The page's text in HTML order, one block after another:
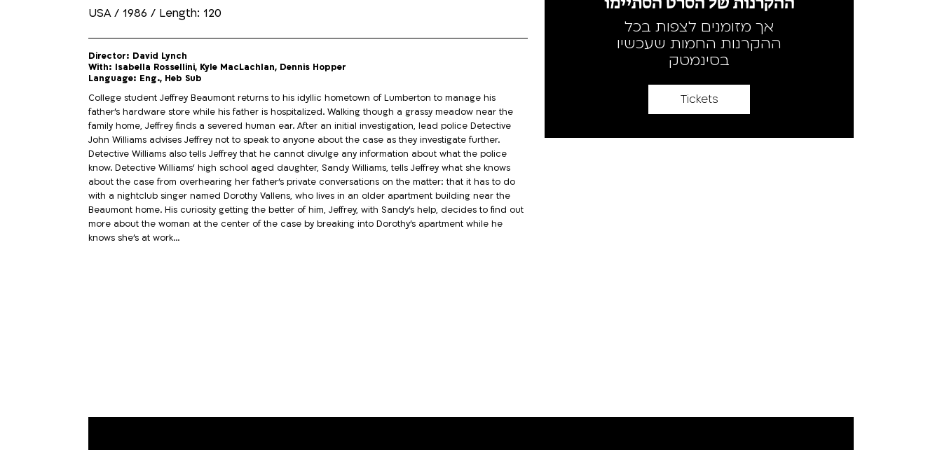
USA / 1986 / Length: 120
Director: David Lynch
With: Isabella Rossellini, Kyle MacLachlan, Dennis Hopper
Language: Eng., Heb Sub
College student Jeffrey Beaumont returns to his idyllic hometown of Lumberton to manage his
father's hardware store while his father is hospitalized. Walking though a grassy meadow near the
family home, Jeffrey finds a severed human ear. After an initial investigation, lead police Detective
John Williams advises Jeffrey not to speak to anyone about the case as they investigate further.
Detective Williams also tells Jeffrey that he cannot divulge any information about what the police
know. Detective Williams' high school aged daughter, Sandy Williams, tells Jeffrey what she knows
about the case from overhearing her father's private conversations on the matter: that it has to do
with a nightclub singer named Dorothy Vallens, who lives in an older apartment building near the
Beaumont home. His curiosity getting the better of him, Jeffrey, with Sandy's help, decides to find out
more about the woman at the center of the case by breaking into Dorothy's apartment while he
knows she's at work...
אך מזומנים לצפות בכל
ההקרנות החמות שעכשיו
בסינמטק
Tickets